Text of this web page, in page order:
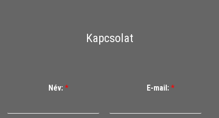
Kapcsolat
Név: * E-mail: *